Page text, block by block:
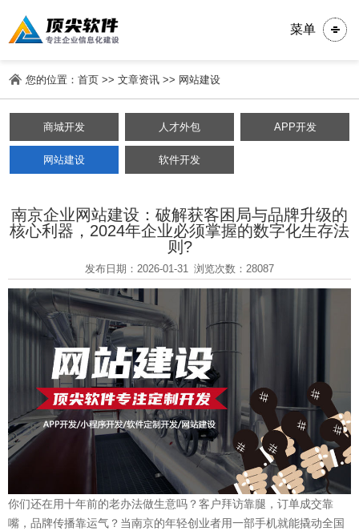
菜单
您的位置：首页 >>文章资讯 >> 网站建设
商城开发 人才外包 APP开发
网站建设 软件开发
南京企业网站建设：破解获客困局与品牌升级的
核心利器，2024年企业必须掌握的数字化生存法
则?
发布日期：2026-01-31 浏览次数：28087
你们还在用十年前的老办法做生意吗？客户拜访靠腿，订单成交靠
嘴，品牌传播靠运气？当南京的年轻创业者用一部手机就能撬动全国